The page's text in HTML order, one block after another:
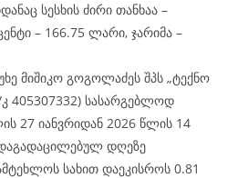
სესხის ძირი თანხაა –
– 166.75 ლარი, ჯარიმა –
მიშიკო გოგოლაძეს შპს „ტექნო
405307332) სასარგებლოდ
27 იანვრიდან 2026 წლის 14
დღეზე
სახით დაეკისროს 0.81